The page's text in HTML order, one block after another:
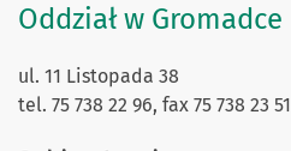
Oddział w Gromadce
ul. 11 Listopada 38
tel. 75 738 22 96, fax 75 738 23 51